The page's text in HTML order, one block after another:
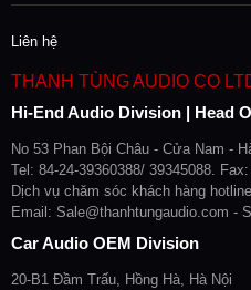
Liên hệ
THANH TÙNG AUDIO CO
Hi-End Audio Division | Head
No 53 Phan Bội Châu - Cửa Nam -
Tel: 84-24-39360388/ 39345088.
Dịch vụ chăm sóc khách hàng
Email: Sale@thanhtungaudio.com -
Car Audio OEM Division
20-B1 Đầm Trấu, Hồng Hà, Hà Nội